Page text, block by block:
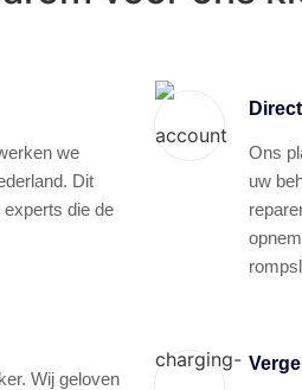
we
Dit
die de
Wij geloven
Ons
uw